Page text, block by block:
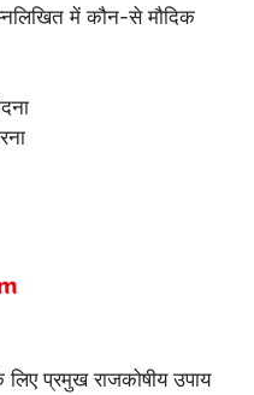
में कौन-से मौदिक
प्रमुख राजकोषीय उपाय